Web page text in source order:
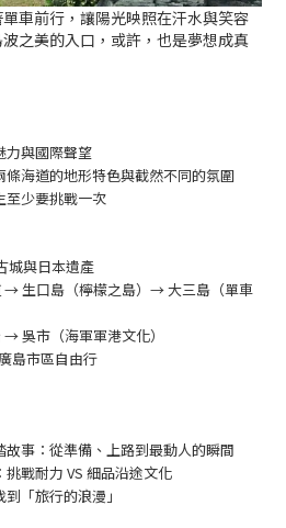
車前行，讓陽光映照在汗水與笑容
之美的入口，或許，也是夢想成真
力與國際聲望
條海道的地形特色與截然不同的氛圍
至少要挑戰一次
城與日本遺產
→ 生口島（檸檬之島）→ 大三島（單車
吳市（海軍軍港文化）
島市區自由行
事：從準備、上路到最動人的瞬間
戰耐力 VS 細品沿途文化
「旅行的浪漫」